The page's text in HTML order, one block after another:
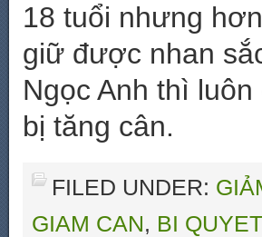
18 tuổi nhưng
giữ được nhan
Ngọc Anh thì
bị tăng cân.
FILED UNDER:
GIAM CAN, BI